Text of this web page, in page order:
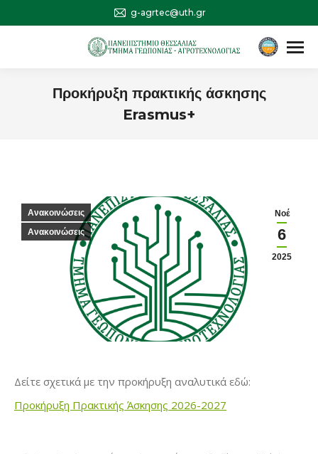
g-agrtec@uth.gr
Προκήρυξη πρακτικής άσκησης
Erasmus+
Νοέ
6
2025
Ανακοινώσεις
Ανακοινώσεις
Δείτε σχετικά με την προκήρυξη αναλυτικά εδώ:
Προκήρυξη Πρακτικής Άσκησης 2026-2027